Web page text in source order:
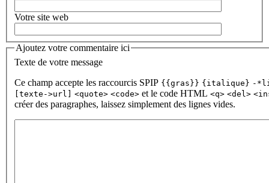
Votre site web
Ajoutez votre commentaire ici
Texte de votre message
Ce champ accepte les raccourcis SPIP {{gras}} {italique} -
[texte->url] <quote> <code> et le code HTML <q> <del>
créer des paragraphes, laissez simplement des lignes vides.